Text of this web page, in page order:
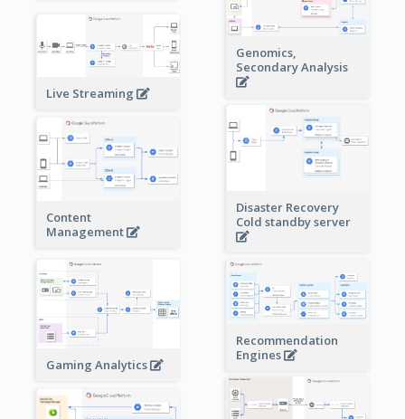
Genomics,
Secondary Analysis
Live Streaming
Disaster Recovery
Cold standby server
Content
Management
Gaming Analytics
Recommendation
Engines